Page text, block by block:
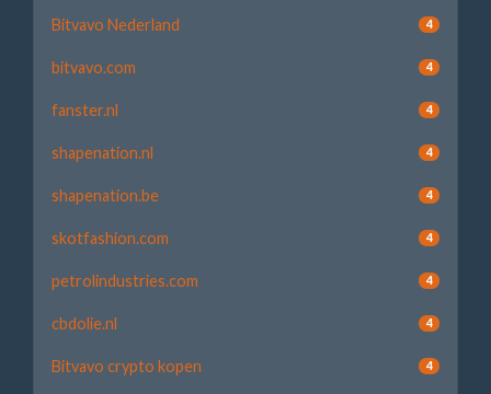
Bitvavo Nederland 4
bitvavo.com 4
fanster.nl 4
shapenation.nl 4
shapenation.be 4
skotfashion.com 4
petrolindustries.com 4
cbdolie.nl 4
Bitvavo crypto kopen 4